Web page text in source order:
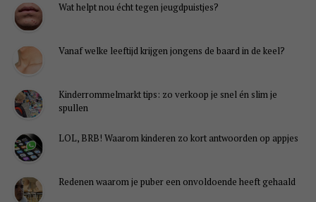
Wat helpt nou écht tegen jeugdpuistjes?
Vanaf welke leeftijd krijgen jongens de baard in de keel?
Kinderrommelmarkt tips: zo verkoop je snel én slim je
spullen
LOL, BRB! Waarom kinderen zo kort antwoorden op appjes
Redenen waarom je puber een onvoldoende heeft gehaald